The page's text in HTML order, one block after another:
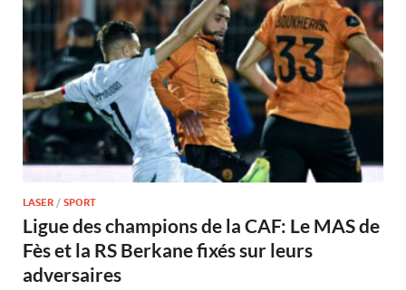
LASER / SPORT
Ligue des champions de la CAF: Le MAS de
Fès et la RS Berkane fixés sur leurs
adversaires